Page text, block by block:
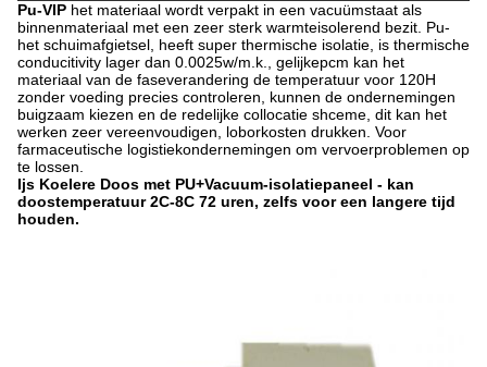
Pu-VIP het materiaal wordt verpakt in een vacuümstaat als
binnenmateriaal met een zeer sterk warmteisolerend bezit. Pu-
het schuimafgietsel, heeft super thermische isolatie, is thermische
conducitivity lager dan 0.0025w/m.k., gelijkepcm kan het
materiaal van de faseverandering de temperatuur voor 120H
zonder voeding precies controleren, kunnen de ondernemingen
buigzaam kiezen en de redelijke collocatie shceme, dit kan het
werken zeer vereenvoudigen, loborkosten drukken. Voor
farmaceutische logistiekondernemingen om vervoerproblemen op
te lossen.
Ijs Koelere Doos met PU+Vacuum-isolatiepaneel - kan
doostemperatuur 2C-8C 72 uren, zelfs voor een langere tijd
houden.